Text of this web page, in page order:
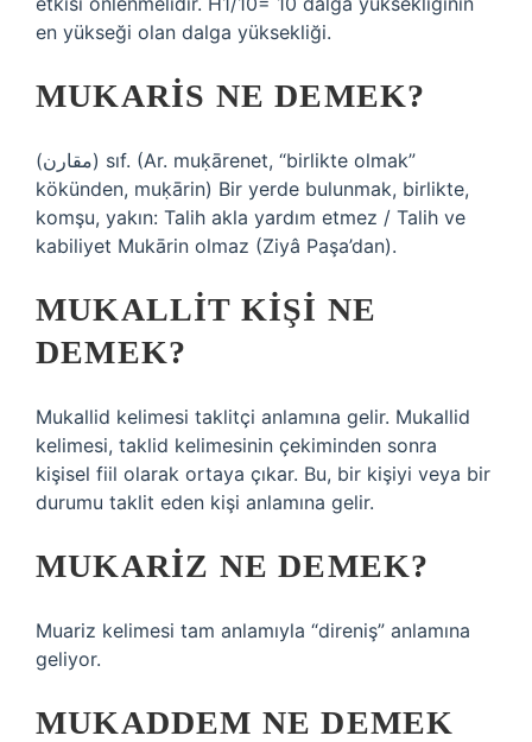
en yükseği olan dalga yüksekliği.
MUKARIS NE DEMEK?
(ﻣﻘﺎﺭﻥ) sıf. (Ar. muḳārenet, “birlikte olmak”
kökünden, muḳārin) Bir yerde bulunmak, birlikte,
komşu, yakın: Talih akla yardım etmez / Talih ve
kabiliyet Mukārin olmaz (Ziyâ Paşa’dan).
MUKALLIT KIŞI NE
DEMEK?
Mukallid kelimesi taklitçi anlamına gelir. Mukallid
kelimesi, taklid kelimesinin çekiminden sonra
kişisel fiil olarak ortaya çıkar. Bu, bir kişiyi veya bir
durumu taklit eden kişi anlamına gelir.
MUKARIZ NE DEMEK?
Muariz kelimesi tam anlamıyla “direniş” anlamına
geliyor.
MUKADDEM NE DEMEK